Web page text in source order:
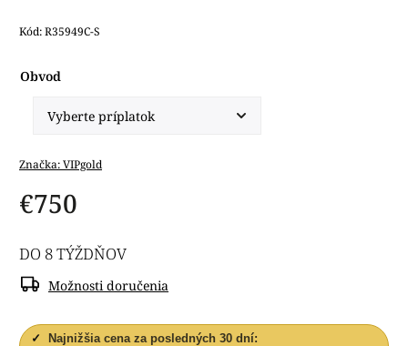
Kód:R35949C-S
Obvod
Značka:VIPgold
€750
DO 8 TÝŽDŇOV
Možnosti doručenia
✓
Najnižšia cena za posledných 30 dní: